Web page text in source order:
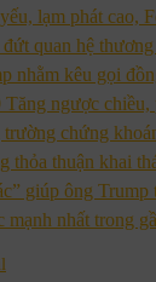
lạm phát cao,
quan hệ
nhằm kêu gọi
ngược
chứng
thỏa thuận khai
giúp ông
nhất trong